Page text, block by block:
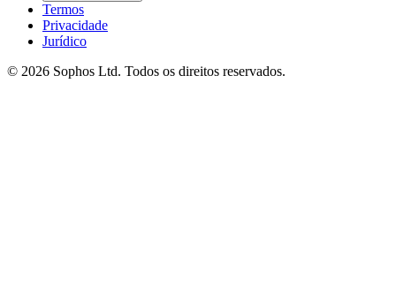
Termos
Privacidade
Jurídico
© 2026 Sophos Ltd. Todos os direitos reservados.